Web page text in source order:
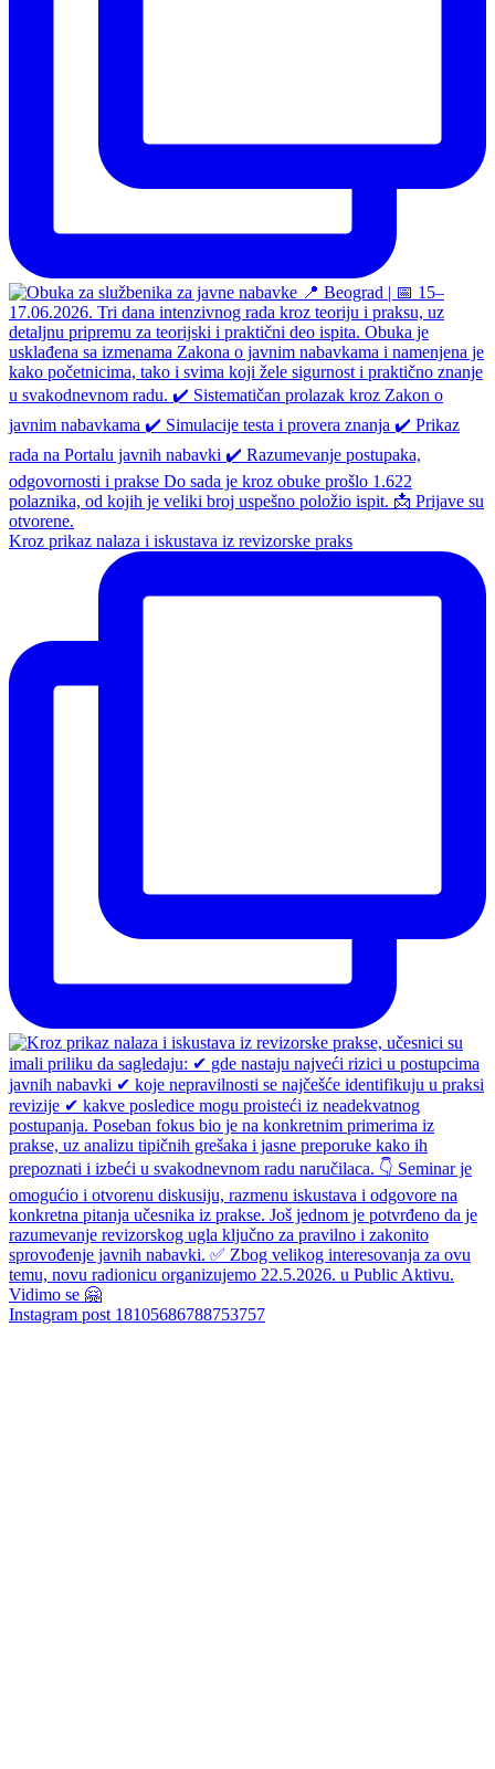
Kroz prikaz nalaza i iskustava iz revizorske praks
Instagram post 18105686788753757